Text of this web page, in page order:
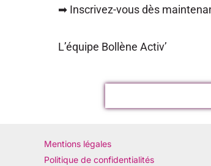
➡ Inscrivez-vous dès
L’équipe Bollène Activ’
Mentions légales
Politique de confidentialités